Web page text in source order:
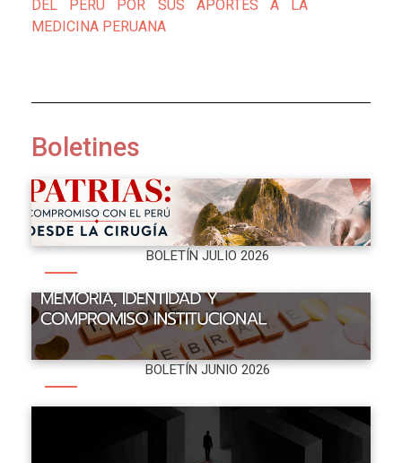
DEL PERÚ POR SUS APORTES A LA
MEDICINA PERUANA
Boletines
BOLETÍN JULIO 2026
BOLETÍN JUNIO 2026